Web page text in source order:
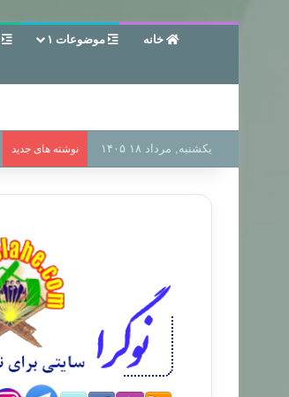
خانه موضوعات ۱
یکشنبه, مرداد ۱۸ ۱۴۰۵ نوشته های جدید